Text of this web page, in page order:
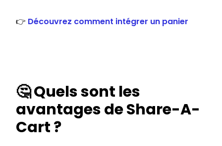
👉 Découvrez comment intégrer un panier
🤔 Quels sont les
avantages de Share-A-
Cart ?